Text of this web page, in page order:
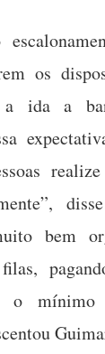
os
ida a
bem
o mínimo